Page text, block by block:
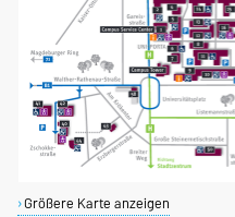
Größere Karte anzeigen